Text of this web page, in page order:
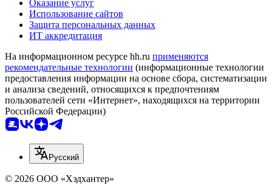
Оказание услуг
Использование сайтов
Защита персональных данных
ИТ аккредитация
На информационном ресурсе hh.ru применяются
рекомендательные технологии (информационные технологии
предоставления информации на основе сбора, систематизации
и анализа сведений, относящихся к предпочтениям
пользователей сети «Интернет», находящихся на территории
Российской Федерации)
Русский
© 2026 ООО «Хэдхантер»